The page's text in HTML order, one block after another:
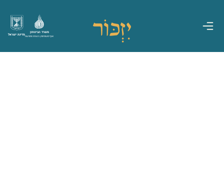
מדינת ישראל
משרד הביטחון
אגף משפחות, הנצחה ומורשת